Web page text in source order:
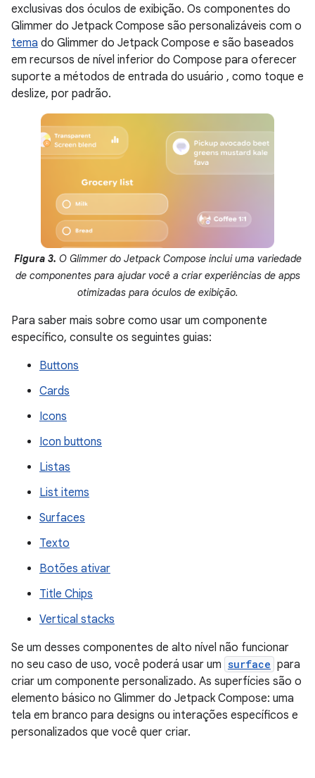
exclusivas dos óculos de exibição. Os componentes do
Glimmer do Jetpack Compose são personalizáveis com o
tema do Glimmer do Jetpack Compose e são baseados
em recursos de nível inferior do Compose para oferecer
suporte a métodos de entrada do usuário , como toque e
deslize, por padrão.
Figura 3. O Glimmer do Jetpack Compose inclui uma variedade
de componentes para ajudar você a criar experiências de apps
otimizadas para óculos de exibição.
Para saber mais sobre como usar um componente
específico, consulte os seguintes guias:
Buttons
Cards
Icons
Icon buttons
Listas
List items
Surfaces
Texto
Botões ativar
Title Chips
Vertical stacks
Se um desses componentes de alto nível não funcionar
no seu caso de uso, você poderá usar um surface para
criar um componente personalizado. As superfícies são o
elemento básico no Glimmer do Jetpack Compose: uma
tela em branco para designs ou interações específicos e
personalizados que você quer criar.